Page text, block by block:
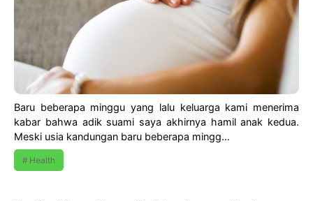
Baru beberapa minggu yang lalu keluarga kami menerima
kabar bahwa adik suami saya akhirnya hamil anak kedua.
Meski usia kandungan baru beberapa mingg…
Health